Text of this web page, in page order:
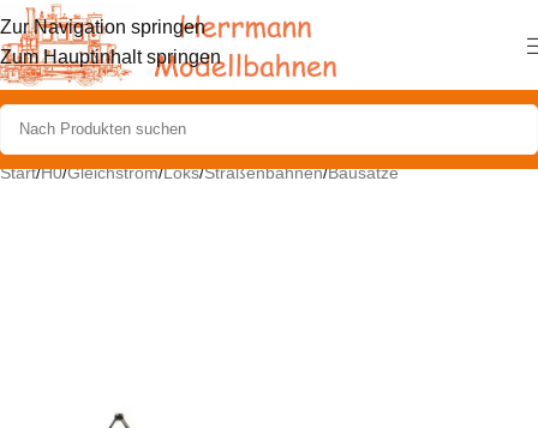
Zur Navigation springen
Zum Hauptinhalt springen
Start/H0/Gleichstrom/Loks/Straßenbahnen/Bausätze